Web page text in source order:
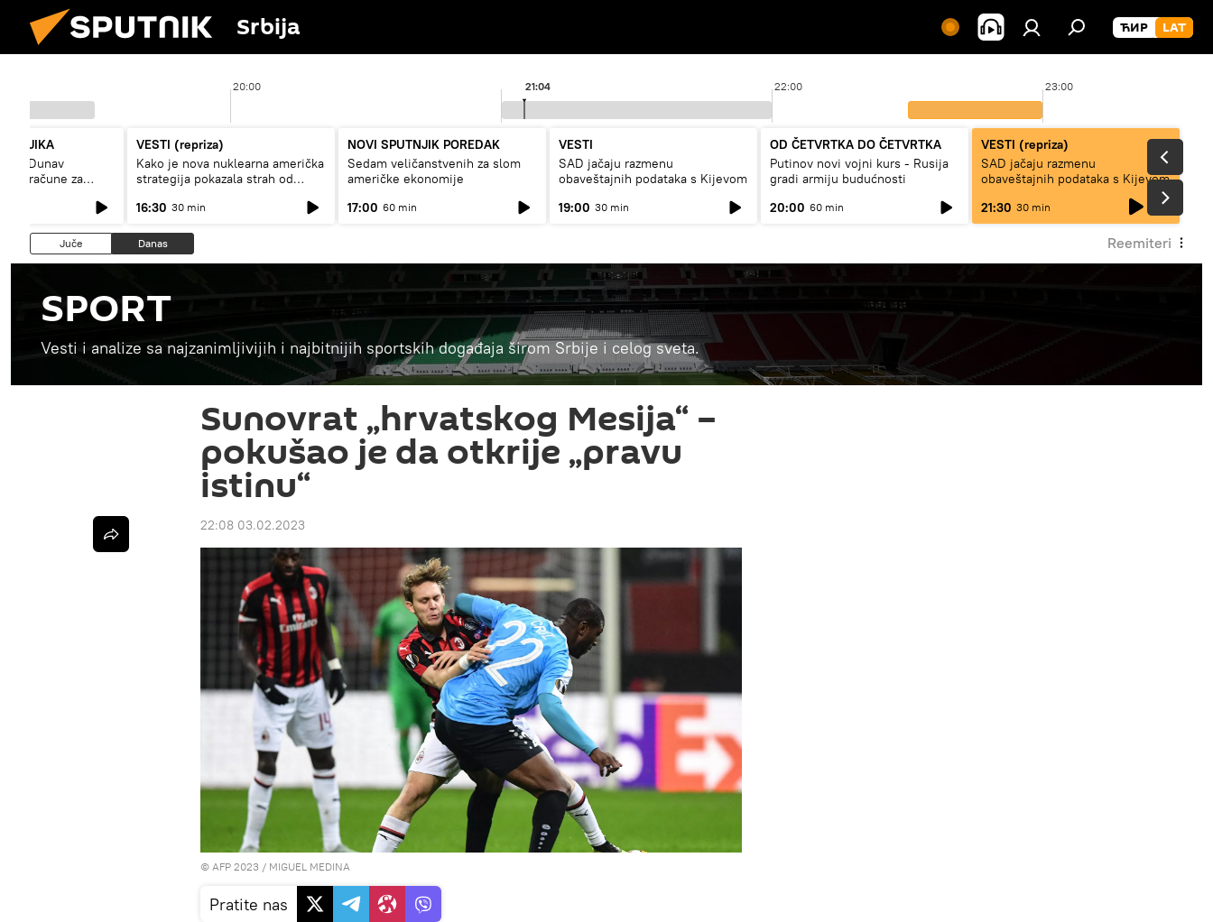
Srbija
20:00 22:00 23:00
21:04
Dunav
račune za
VESTI (repriza)
Kako je nova nuklearna američka
strategija pokazala strah od
16:30 30 min
NOVI SPUTNJIK POREDAK
Sedam veličanstvenih za slom
američke ekonomije
17:00 60 min
VESTI
SAD jačaju razmenu
obaveštajnih podataka s Kijevom
19:00 30 min
OD ČETVRTKA DO ČETVRTKA
Putinov novi vojni kurs - Rusija
gradi armiju budućnosti
20:00 60 min
VESTI (repriza)
SAD jačaju razmenu
obaveštajnih podataka s Kijevom
21:30 30 min live
Juče Danas Reemiteri
SPORT
Vesti i analize sa najzanimljivijih i najbitnijih sportskih događaja širom Srbije i celog sveta.
Sunovrat „hrvatskog Mesija“ –
pokušao je da otkrije „pravu
istinu“
22:08 03.02.2023
© AFP 2023 / MIGUEL MEDINA
Pratite nas